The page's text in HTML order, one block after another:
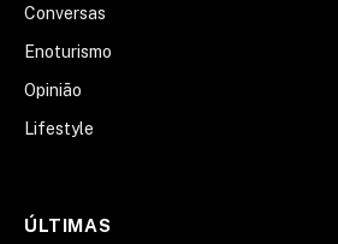
Conversas
Enoturismo
Opinião
Lifestyle
ÚLTIMAS